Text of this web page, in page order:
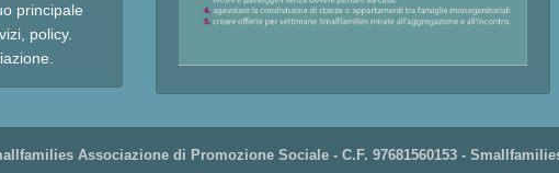
principale
policy.
Associazione di Promozione Sociale - C.F. 97681560153 -